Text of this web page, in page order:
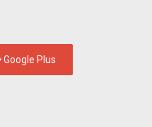
Google Plus